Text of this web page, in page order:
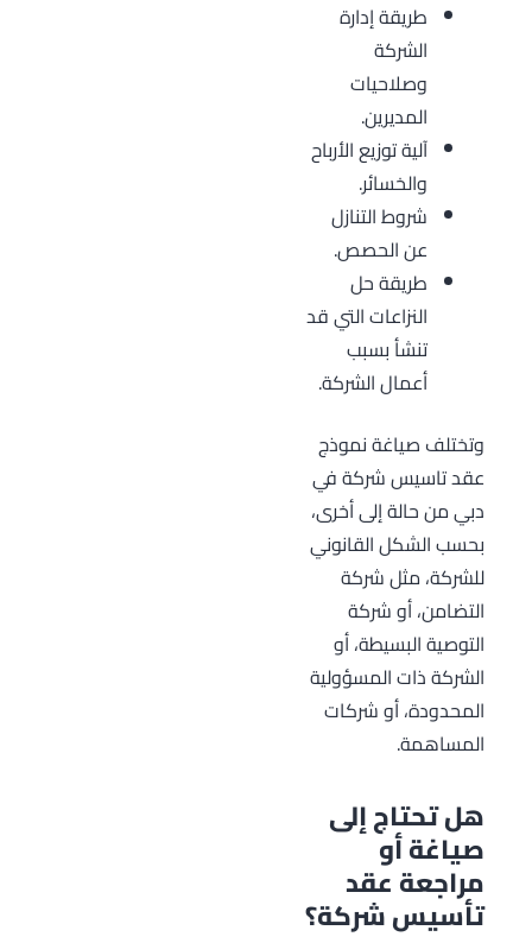
طريقة إدارة
الشركة
وصلاحيات
المديرين.
آلية توزيع الأرباح
والخسائر.
شروط التنازل
عن الحصص.
طريقة حل
النزاعات التي قد
تنشأ بسبب
أعمال الشركة.
وتختلف صياغة نموذج
عقد تاسيس شركة في
دبي من حالة إلى أخرى،
بحسب الشكل القانوني
للشركة، مثل شركة
التضامن، أو شركة
التوصية البسيطة، أو
الشركة ذات المسؤولية
المحدودة، أو شركات
المساهمة.
هل تحتاج إلى
صياغة أو
مراجعة عقد
تأسيس شركة؟